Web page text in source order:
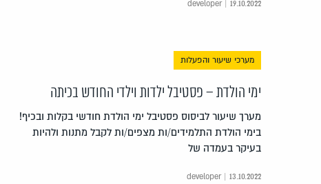
developer | 19.10.2022
מערכי שיעור והפעלות
ימי הולדת – פסטיבל ילדות וילדי החודש בכיתה
מערך שיעור לביסוס פסטיבל ימי הולדת חודשי בקלות ובכיף!
בימי הולדת התלמידים/ות מצפים/ות לקבל מתנות ולהיות
בעיקר בעמדה של
developer | 13.10.2022